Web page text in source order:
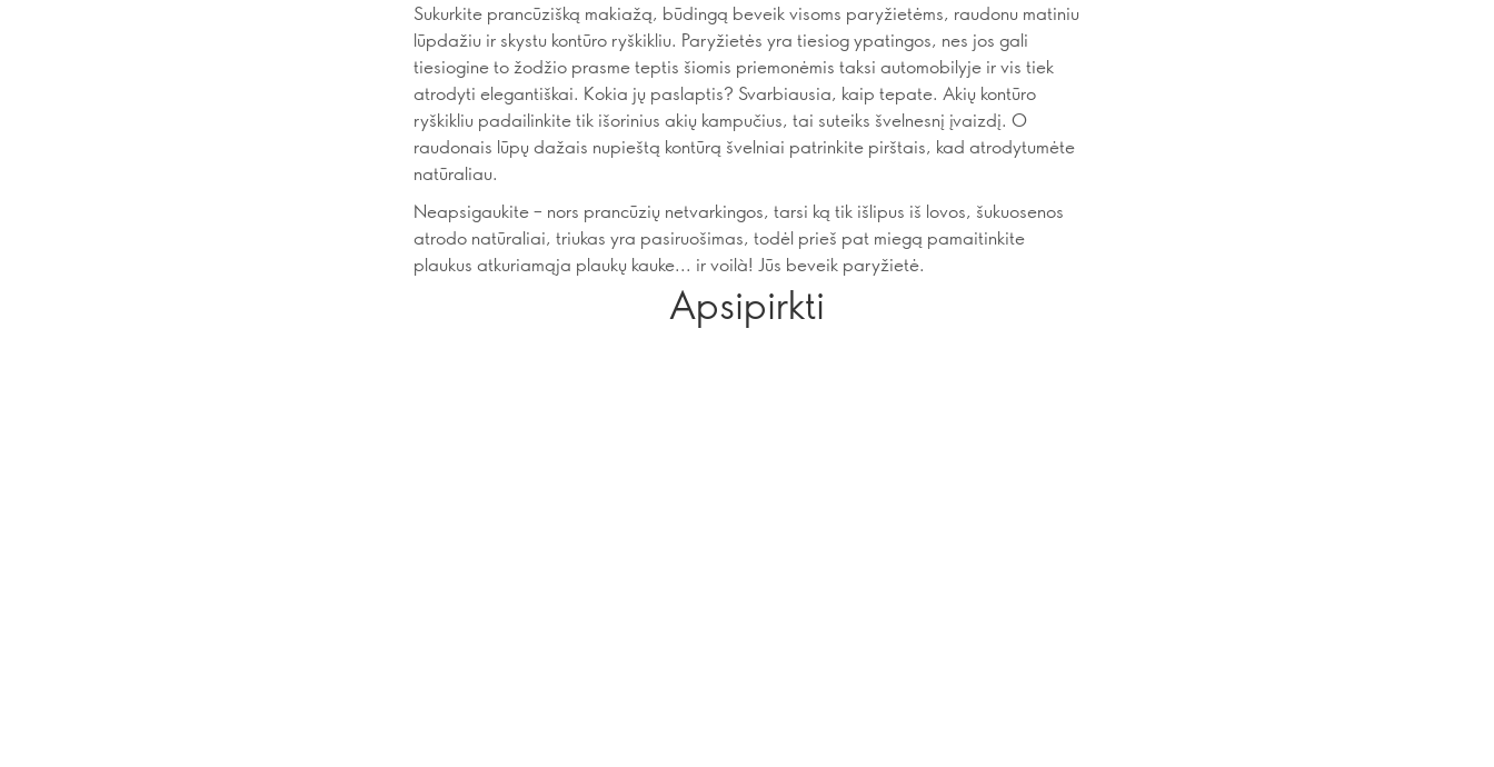
Sukurkite prancūzišką makiažą, būdingą beveik visoms paryžietėms, raudonu matiniu
lūpdažiu ir skystu kontūro ryškikliu. Paryžietės yra tiesiog ypatingos, nes jos gali
tiesiogine to žodžio prasme teptis šiomis priemonėmis taksi automobilyje ir vis tiek
atrodyti elegantiškai. Kokia jų paslaptis? Svarbiausia, kaip tepate. Akių kontūro
ryškikliu padailinkite tik išorinius akių kampučius, tai suteiks švelnesnį įvaizdį. O
raudonais lūpų dažais nupieštą kontūrą švelniai patrinkite pirštais, kad atrodytumėte
natūraliau.
Neapsigaukite – nors prancūzių netvarkingos, tarsi ką tik išlipus iš lovos, šukuosenos
atrodo natūraliai, triukas yra pasiruošimas, todėl prieš pat miegą pamaitinkite
plaukus atkuriamąja plaukų kauke... ir voilà! Jūs beveik paryžietė.
Apsipirkti